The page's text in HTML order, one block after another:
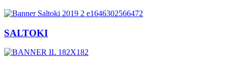
SALTOKI